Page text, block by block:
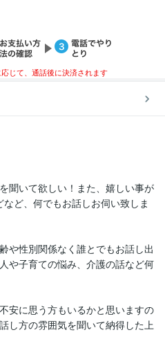
じて、通話後に決済されます
聞いて欲しい！また、嬉しい事が
ど、何でもお話しお伺い致しま
や性別関係なく誰とでもお話し出
や子育ての悩み、介護の話など何
安に思う方もいるかと思いますの
し方の雰囲気を聞いて納得した上